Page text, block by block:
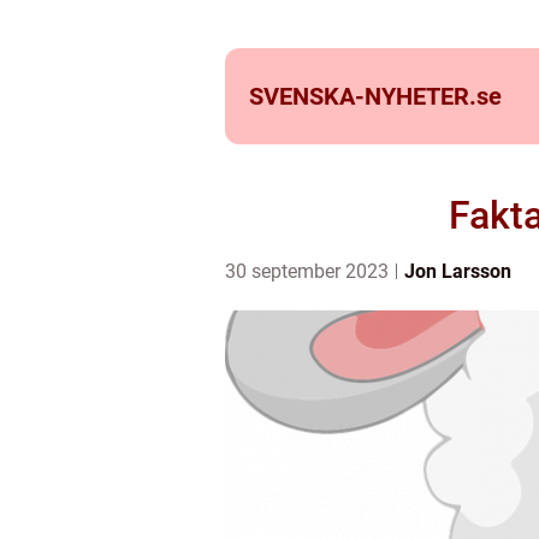
SVENSKA-NYHETER.se
30 september 2023 Jon Larsson